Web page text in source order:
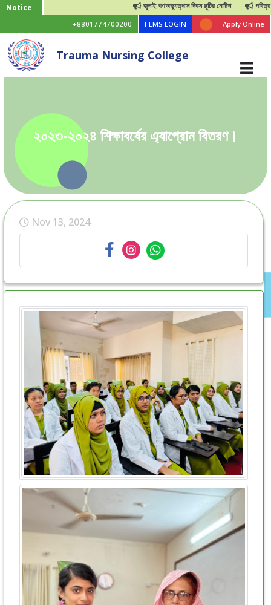
Notice জুলাই গণঅভ্যুত্থান দিবস ছুটির নোটিশ পবিত্র ঈদুল
+8801774700200 I-EMS LOGIN Apply Online
Trauma Nursing College
২০২৩-২০২৪ শিক্ষাবর্ষের এ্যাপ্রোন বিতরণ।
Nov 13, 2024